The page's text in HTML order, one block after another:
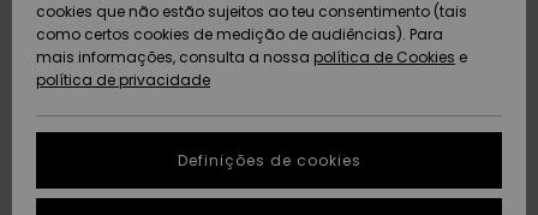
Artigos
recém-
chegados
Coleções
Artigos
recém-
chegados
Highlights
Community
AJUDA
Protecção de
dados
Guia de
tamanhos
SUSTAINABILITY
cookies que não estão sujeitos ao teu consentimento (tais
como certos cookies de medição de audiências). Para
mais informações, consulta a nossa política de Cookies e
política de privacidade
Definições de cookies